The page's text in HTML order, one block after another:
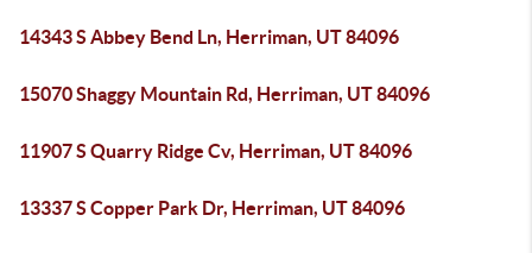
14343 S Abbey Bend Ln, Herriman, UT 84096
15070 Shaggy Mountain Rd, Herriman, UT 84096
11907 S Quarry Ridge Cv, Herriman, UT 84096
13337 S Copper Park Dr, Herriman, UT 84096